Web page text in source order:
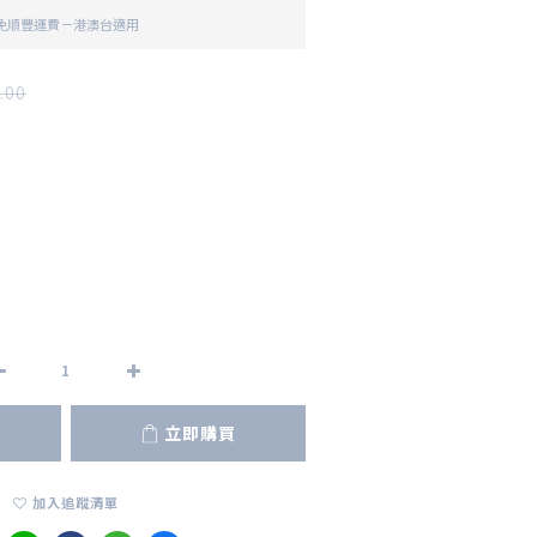
順豐運費－港澳台適用
立即購買
加入追蹤清單